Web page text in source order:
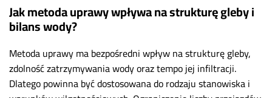
Jak metoda uprawy wpływa na strukturę gleby i
bilans wody?
Metoda uprawy ma bezpośredni wpływ na strukturę gleby,
zdolność zatrzymywania wody oraz tempo jej infiltracji.
Dlatego powinna być dostosowana do rodzaju stanowiska i